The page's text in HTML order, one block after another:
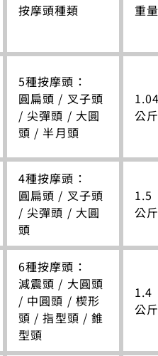
按摩頭種類 重量
5種按摩頭：
圓扁頭 / 叉子頭
/ 尖彈頭 / 大圓
頭 / 半月頭
1.04
公斤
4種按摩頭：
圓扁頭 / 叉子頭
/ 尖彈頭 / 大圓
頭
1.5
公斤
6種按摩頭：
減震頭 / 大圓頭
/ 中圓頭 / 楔形
頭 / 指型頭 / 錐
型頭
1.4
公斤